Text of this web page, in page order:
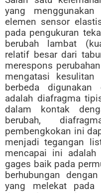
yang
elemen sensor
pada pengukuran
berubah lambat
relatif besar dari
merespons
mengatasi
berbeda
adalah diafragma
dalam kontak
berubah,
pembengkokan ini
menjadi tegangan
mencapai ini adalah
gages baik pada
berhubungan
yang melekat pada